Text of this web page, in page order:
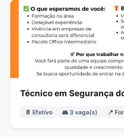
Técnico em Segurança
📄 Efetivo 👥 3 vaga(s) 📍